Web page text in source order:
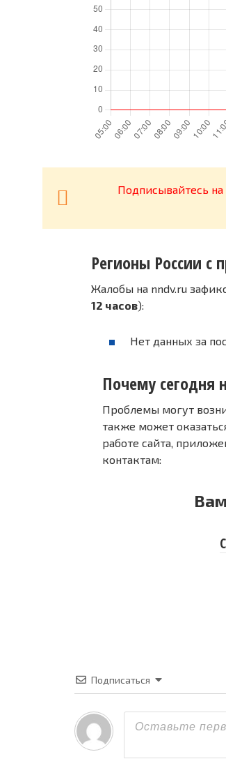
Подписывайтесь
Регионы России с
Жалобы на nndv.ru
12 часов):
Нет данных за
Почему сегодня
Проблемы могут
также может
работе сайта,
контактам:
Подписаться